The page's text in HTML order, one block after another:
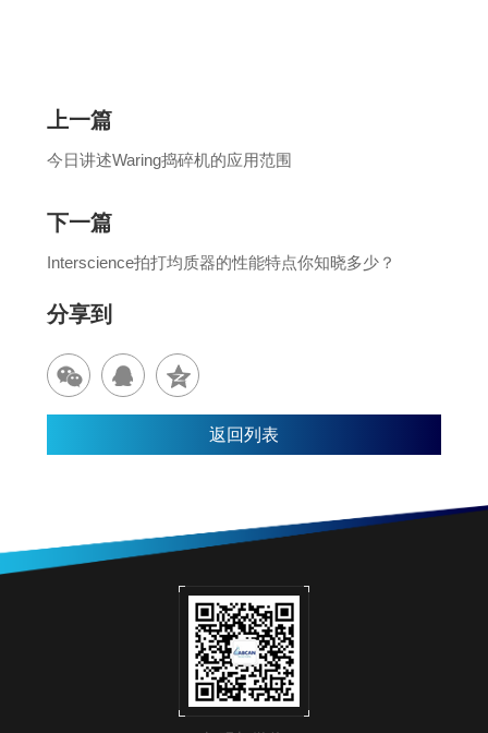
上一篇
今日讲述Waring捣碎机的应用范围
下一篇
Interscience拍打均质器的性能特点你知晓多少？
分享到
返回列表